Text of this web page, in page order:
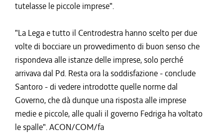
tutelasse le piccole imprese".
"La Lega e tutto il Centrodestra hanno scelto per due
volte di bocciare un provvedimento di buon senso che
rispondeva alle istanze delle imprese, solo perché
arrivava dal Pd. Resta ora la soddisfazione - conclude
Santoro - di vedere introdotte quelle norme dal
Governo, che dà dunque una risposta alle imprese
medie e piccole, alle quali il governo Fedriga ha voltato
le spalle". ACON/COM/fa